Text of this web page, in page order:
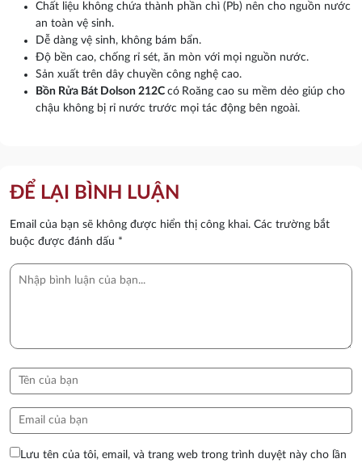
Chất liệu không chứa thành phần chì (Pb) nên cho nguồn nước
an toàn vệ sinh.
Dễ dàng vệ sinh, không bám bẩn.
Độ bền cao, chống rỉ sét, ăn mòn với mọi nguồn nước.
Sản xuất trên dây chuyền công nghệ cao.
Bồn Rửa Bát Dolson 212C có Roăng cao su mềm dẻo giúp cho
chậu không bị rỉ nước trước mọi tác động bên ngoài.
ĐỂ LẠI BÌNH LUẬN
Email của bạn sẽ không được hiển thị công khai. Các trường bắt
buộc được đánh dấu *
Lưu tên của tôi, email, và trang web trong trình duyệt này cho lần